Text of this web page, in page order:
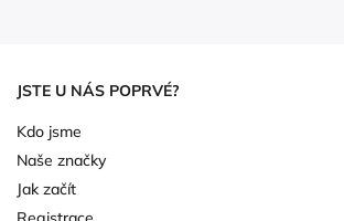
JSTE U NÁS POPRVÉ?
Kdo jsme
Naše značky
Jak začít